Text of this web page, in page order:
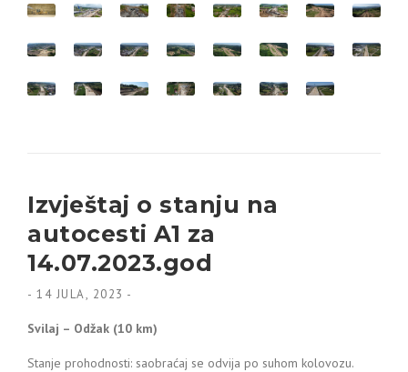
Izvještaj o stanju na
autocesti A1 za
14.07.2023.god
- 14 JULA, 2023 -
Svilaj – Odžak (10 km)
Stanje prohodnosti: saobraćaj se odvija po suhom kolovozu.